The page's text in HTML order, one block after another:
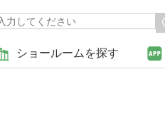
ショールームを探す